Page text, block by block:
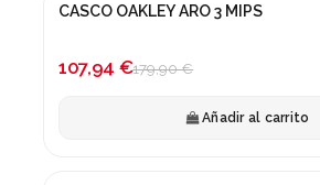
¡En oferta!
CASCO OAKLEY ARO 3 MIPS
107,94 €179,90 €
Añadir al carrito